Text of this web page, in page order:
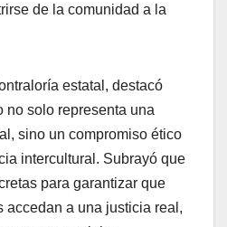
de la comunidad a la
estatal, destacó
no solo representa una
sino un compromiso ético
intercultural. Subrayó que
para garantizar que
accedan a una justicia real,